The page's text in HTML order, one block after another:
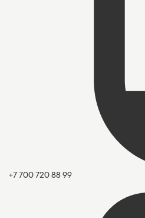
+7 700 720 88 99